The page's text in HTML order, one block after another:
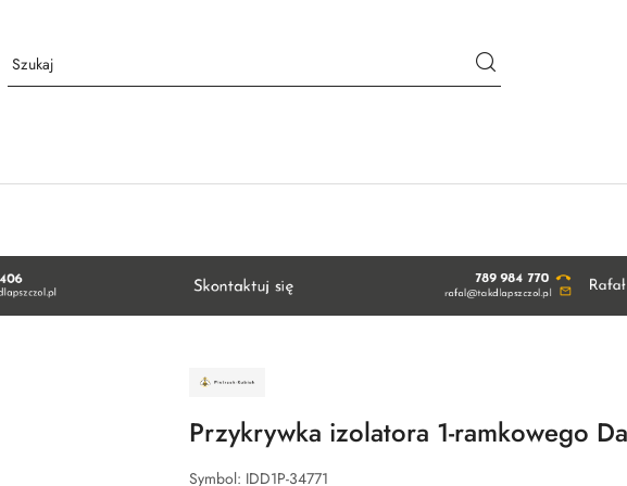
NAZWA
PRODUCENTA:
ŚLUSARSKI
PIETRZAK-
KUBIAK
Przykrywka izolatora 1-ramkowego
Symbol: IDD1P-34771